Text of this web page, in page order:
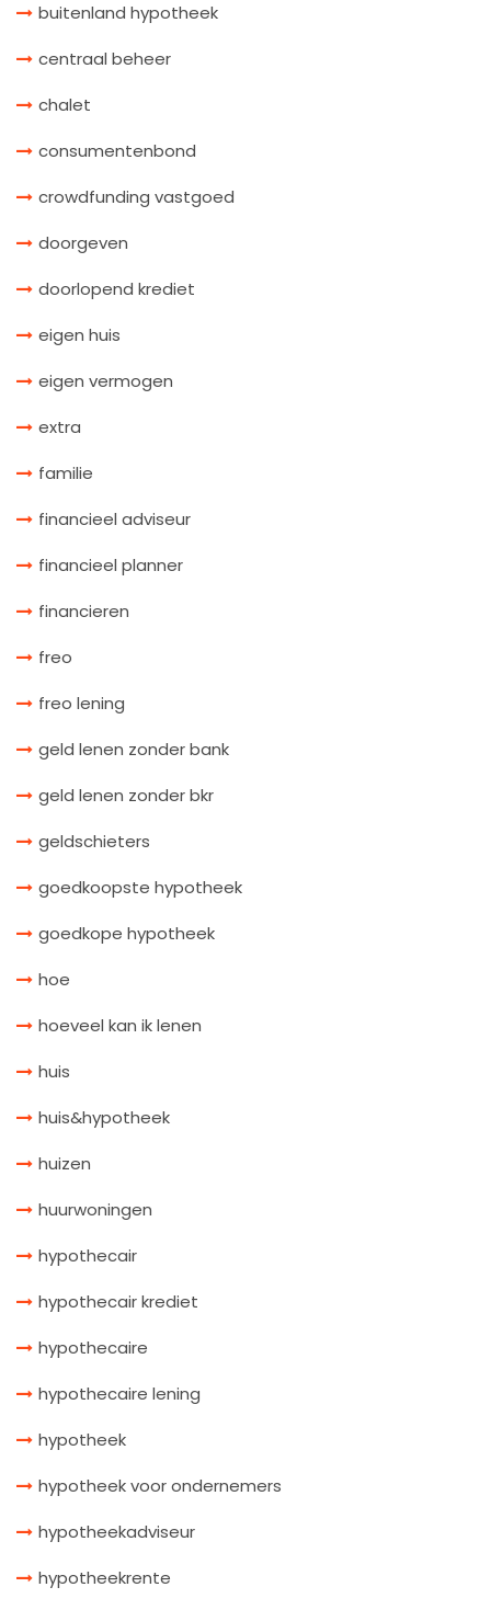
buitenland hypotheek
centraal beheer
chalet
consumentenbond
crowdfunding vastgoed
doorgeven
doorlopend krediet
eigen huis
eigen vermogen
extra
familie
financieel adviseur
financieel planner
financieren
freo
freo lening
geld lenen zonder bank
geld lenen zonder bkr
geldschieters
goedkoopste hypotheek
goedkope hypotheek
hoe
hoeveel kan ik lenen
huis
huis&hypotheek
huizen
huurwoningen
hypothecair
hypothecair krediet
hypothecaire
hypothecaire lening
hypotheek
hypotheek voor ondernemers
hypotheekadviseur
hypotheekrente